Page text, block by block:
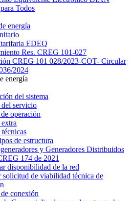
Todos
energía
EDEQ
Res. CREG 101-027
CREG 101 028/2023-COT- Circular
2024
energía
del sistema
servicio
operación
de estructura
y Generadores Distribuidos
174 de 2021
disponibilidad de la red
solicitud de viabilidad técnica de
conexión